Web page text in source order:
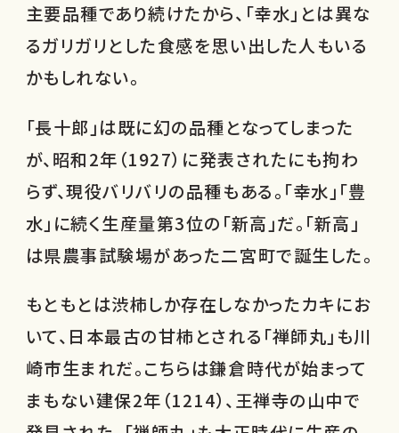
主要品種であり続けたから、「幸水」とは異な
るガリガリとした食感を思い出した人もいる
かもしれない。
「長十郎」は既に幻の品種となってしまった
が、昭和2年（1927）に発表されたにも拘わ
らず、現役バリバリの品種もある。「幸水」「豊
水」に続く生産量第3位の「新高」だ。「新高」
は県農事試験場があった二宮町で誕生した。
もともとは渋柿しか存在しなかったカキにお
いて、日本最古の甘柿とされる「禅師丸」も川
崎市生まれだ。こちらは鎌倉時代が始まって
まもない建保2年（1214）、王禅寺の山中で